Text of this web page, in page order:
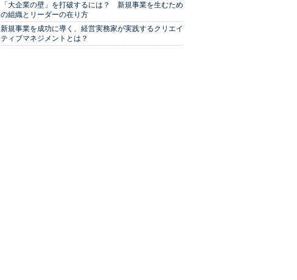
「大企業の壁」を打破するには？ 新規事業を生むため
の組織とリーダーの在り方
新規事業を成功に導く、経営実務家が実践するクリエイ
ティブマネジメントとは？